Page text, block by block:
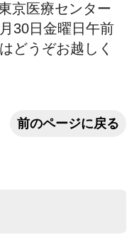
京医療センター
30日金曜日午前
どうぞお越しく
前のページに戻る